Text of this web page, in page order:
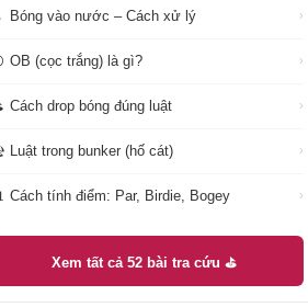
Bóng vào nước – Cách xử lý ›
OB (cọc trắng) là gì? ›
Cách drop bóng đúng luật ›
Luật trong bunker (hố cát) ›
Cách tính điểm: Par, Birdie, Bogey ›
Xem tất cả 52 bài tra cứu ⛳